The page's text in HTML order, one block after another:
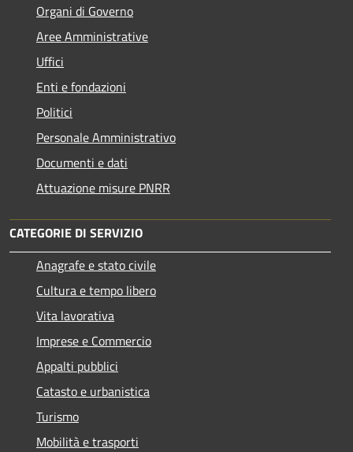
Organi di Governo
Aree Amministrative
Uffici
Enti e fondazioni
Politici
Personale Amministrativo
Documenti e dati
Attuazione misure PNRR
CATEGORIE DI SERVIZIO
Anagrafe e stato civile
Cultura e tempo libero
Vita lavorativa
Imprese e Commercio
Appalti pubblici
Catasto e urbanistica
Turismo
Mobilità e trasporti